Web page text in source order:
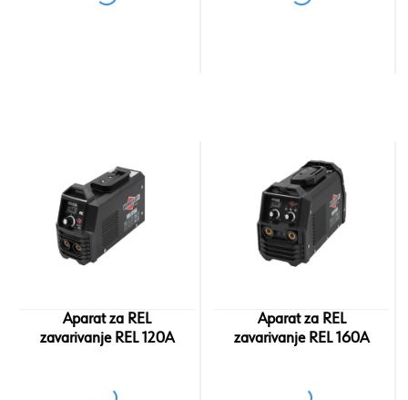
Aparat za REL
zavarivanje REL 120A
Aparat za REL
zavarivanje REL 160A